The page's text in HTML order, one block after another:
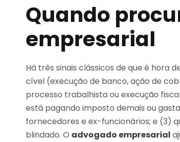
Quando
empresarial
Há três sinais clássicos de que é hora
cível (execução de banco, ação de
processo trabalhista ou execução
está pagando imposto demais ou
fornecedores e ex-funcionários; e (3)
blindado. O advogado empresarial